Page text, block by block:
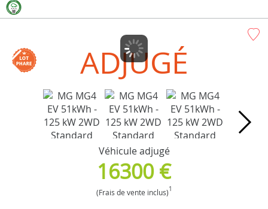
ADJUGÉ
Véhicule adjugé
16300 €
(Frais de vente inclus)1